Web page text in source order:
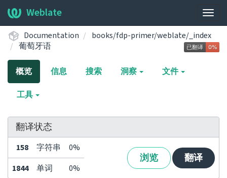
展
开/
收
起
Weblate
Documentation
books/fdp-primer/weblate/_index
葡萄牙语
概览 信息 搜索 洞察 文件
工具
翻译状态
158 字符串 0%
浏览 翻译
1844 单词 0%